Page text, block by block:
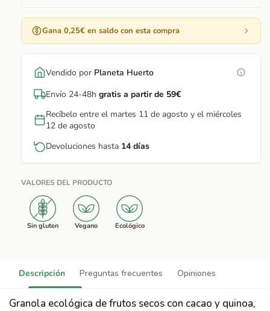
Gana 0,25€ en saldo con esta compra
Vendido por Planeta Huerto
Envío 24-48h gratis a partir de 59€
Recíbelo entre el martes 11 de agosto y el miércoles
12 de agosto
Devoluciones hasta 14 días
VALORES DEL PRODUCTO
Sin gluten Vegano Ecológico
Descripción Preguntas frecuentes Opiniones
Granola ecológica de frutos secos con cacao y quinoa,